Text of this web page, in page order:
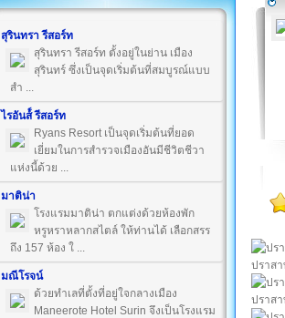
สุรินทรา รีสอร์ท
สุรินทรา รีสอร์ท ตั้งอยู่ในย่าน เมือง
สุรินทร์ ซึ่งเป็นจุดเริ่มต้นที่สมบูรณ์แบบ
สำ ...
ไรอันส์์ รีสอร์ท
Ryans Resort เป็นจุดเริ่มต้นที่ยอด
เยี่ยมในการสำรวจเมืองอันมีชีวิตชีวา
แห่งนี้ด้วย ...
มาติน่า
โรงแรมมาติน่า ตกแต่งด้วยห้องพัก
หรูหราหลากสไตล์ ให้ท่านได้ เลือกสรร
ถึง 157 ห้อง ใ ...
มณีโรจน์
ด้วยทำเลที่ตั้งที่อยู่ใจกลางเมือง
Maneerote Hotel Surin จึงเป็นโรงแรม
ปราส
ปราส